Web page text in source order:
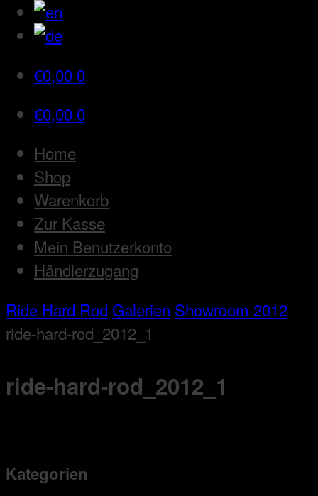
€0,00 0
€0,00 0
Home
Shop
Warenkorb
Zur Kasse
Mein Benutzerkonto
Händlerzugang
Ride Hard Rod Galerien Showroom 2012
ride-hard-rod_2012_1
ride-hard-rod_2012_1
Kategorien